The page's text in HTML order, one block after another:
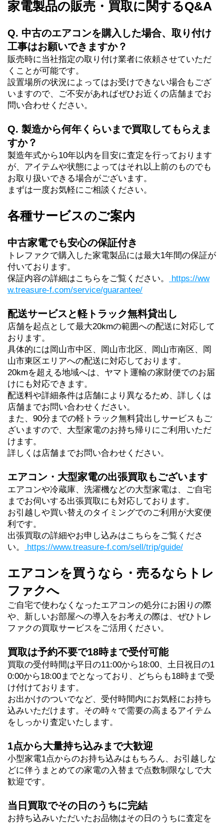
家電製品の販売・買取に関するQ&A
Q. 中古のエアコンを購入した場合、取り付け
工事はお願いできますか？
販売時に当社指定の取り付け業者に依頼させていただ
くことが可能です。
設置場所の状況によってはお受けできない場合もござ
いますので、ご不安があればぜひお近くの店舗までお
問い合わせください。
Q. 製造から何年くらいまで買取してもらえま
すか？
製造年式から10年以内を目安に査定を行っております
が、アイテムや状態によってはそれ以上前のものでも
お取り扱いできる場合がございます。
まずは一度お気軽にご相談ください。
各種サービスのご案内
中古家電でも安心の保証付き
トレファクで購入した家電製品には最大1年間の保証が
付いております。
保証内容の詳細はこちらをご覧ください。
https://ww
w.treasure-f.com/service/guarantee/
配送サービスと軽トラック無料貸出し
店舗を起点として最大20kmの範囲への配送に対応して
おります。
具体的には岡山市中区、岡山市北区、岡山市南区、岡
山市東区エリアへの配送に対応しております。
20kmを超える地域へは、ヤマト運輸の家財便でのお届
けにも対応できます。
配送料や詳細条件は店舗により異なるため、詳しくは
店舗までお問い合わせください。
また、90分までの軽トラック無料貸出しサービスもご
ざいますので、大型家電のお持ち帰りにご利用いただ
けます。
詳しくは店舗までお問い合わせください。
エアコン・大型家電の出張買取もございます
エアコンや冷蔵庫、洗濯機などの大型家電は、ご自宅
までお伺いする出張買取にも対応しております。
お引越しや買い替えのタイミングでのご利用が大変便
利です。
出張買取の詳細やお申し込みはこちらをご覧くださ
い。
https://www.treasure-f.com/sell/trip/guide/
エアコンを買うなら・売るならトレ
ファクへ
ご自宅で使わなくなったエアコンの処分にお困りの際
や、新しいお部屋への導入をお考えの際は、ぜひトレ
ファクの買取サービスをご活用ください。
買取は予約不要で18時まで受付可能
買取の受付時間は平日の11:00から18:00、土日祝日の1
0:00から18:00までとなっており、どちらも18時まで受
け付けております。
お出かけのついでなど、受付時間内にお気軽にお持ち
込みいただけます。その時々で需要の高まるアイテム
をしっかり査定いたします。
1点から大量持ち込みまで大歓迎
小型家電1点からのお持ち込みはもちろん、お引越しな
どに伴うまとめての家電の入替まで点数制限なしで大
歓迎です。
当日買取でその日のうちに完結
お持ち込みいただいたお品物はその日のうちに査定を